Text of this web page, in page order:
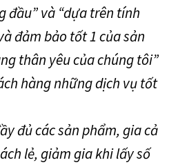
đầu” và “dựa trên tính
đảm bảo tốt 1 của sản
thân yêu của chúng tôi”
hàng những dịch vụ tốt
đủ các sản phẩm, gia cả
lẻ, giảm gia khi lấy số